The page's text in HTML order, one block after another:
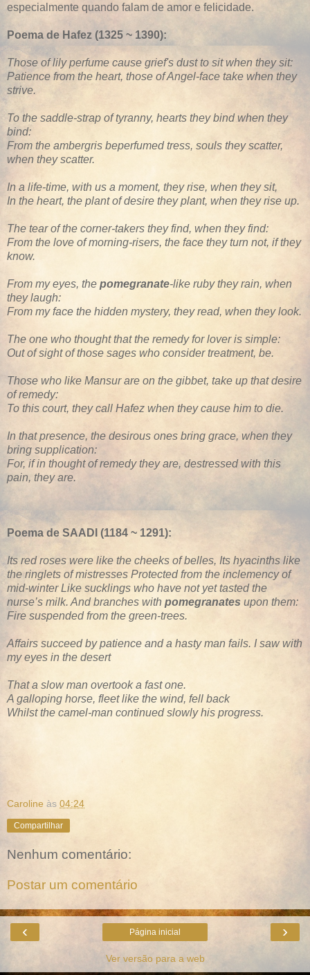
especialmente quando falam de amor e felicidade.
Poema de Hafez (1325 ~ 1390):
Those of lily perfume cause grief's dust to sit when they sit:
Patience from the heart, those of Angel-face take when they
strive.
To the saddle-strap of tyranny, hearts they bind when they
bind:
From the ambergris beperfumed tress, souls they scatter,
when they scatter.
In a life-time, with us a moment, they rise, when they sit,
In the heart, the plant of desire they plant, when they rise up.
The tear of the corner-takers they find, when they find:
From the love of morning-risers, the face they turn not, if they
know.
From my eyes, the pomegranate-like ruby they rain, when
they laugh:
From my face the hidden mystery, they read, when they look.
The one who thought that the remedy for lover is simple:
Out of sight of those sages who consider treatment, be.
Those who like Mansur are on the gibbet, take up that desire
of remedy:
To this court, they call Hafez when they cause him to die.
In that presence, the desirous ones bring grace, when they
bring supplication:
For, if in thought of remedy they are, destressed with this
pain, they are.
Poema de SAADI (1184 ~ 1291):
Its red roses were like the cheeks of belles, Its hyacinths like
the ringlets of mistresses Protected from the inclemency of
mid-winter Like sucklings who have not yet tasted the
nurse’s milk. And branches with pomegranates upon them:
Fire suspended from the green-trees.
Affairs succeed by patience and a hasty man fails. I saw with
my eyes in the desert
That a slow man overtook a fast one.
A galloping horse, fleet like the wind, fell back
Whilst the camel-man continued slowly his progress.
Caroline às 04:24
Compartilhar
Nenhum comentário:
Postar um comentário
‹ ›
Página inicial
Ver versão para a web